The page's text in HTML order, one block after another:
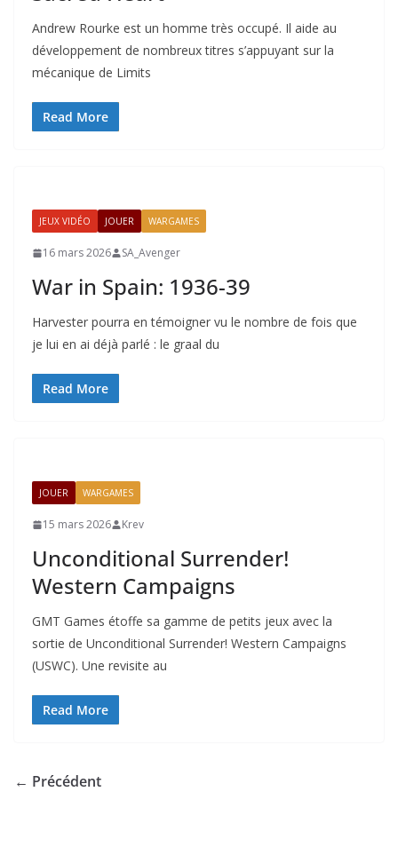
Andrew Rourke est un homme très occupé. Il aide au
développement de nombreux titres s’appuyant sur la
mécanique de Limits
Read More
JEUX VIDÉO JOUER WARGAMES
16 mars 2026 SA_Avenger
War in Spain: 1936-39
Harvester pourra en témoigner vu le nombre de fois que
je lui en ai déjà parlé : le graal du
Read More
JOUER WARGAMES
15 mars 2026 Krev
Unconditional Surrender!
Western Campaigns
GMT Games étoffe sa gamme de petits jeux avec la
sortie de Unconditional Surrender! Western Campaigns
(USWC). Une revisite au
Read More
← Précédent